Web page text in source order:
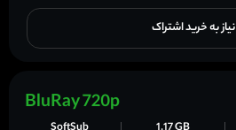
نیاز به خرید اشتراک
BluRay 720p